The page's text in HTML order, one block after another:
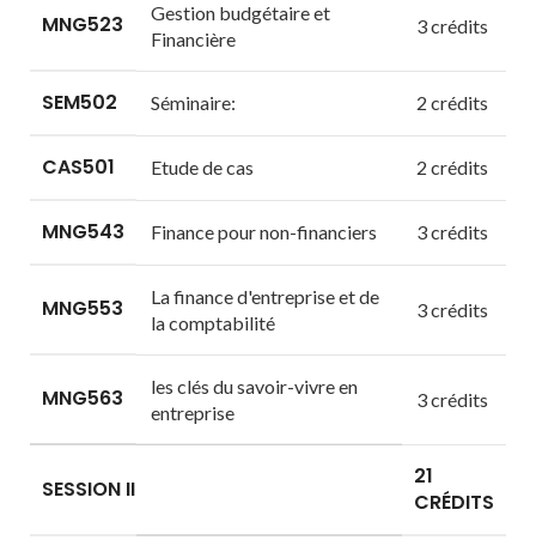
MNG523
Gestion budgétaire et
Financière
3 crédits
SEM502 Séminaire: 2 crédits
CAS501 Etude de cas 2 crédits
MNG543 Finance pour non-financiers 3 crédits
MNG553
La finance d'entreprise et de
la comptabilité
3 crédits
MNG563
les clés du savoir-vivre en
entreprise
3 crédits
SESSION II
21
CRÉDITS